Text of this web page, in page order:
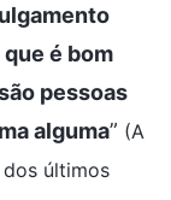
é bom
pessoas
alguma” (A
últimos